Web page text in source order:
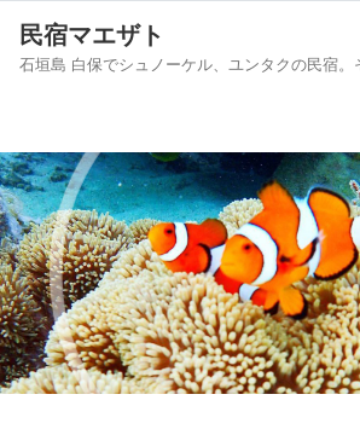
民宿マエザト
石垣島 白保でシュノーケル、ユンタクの民宿